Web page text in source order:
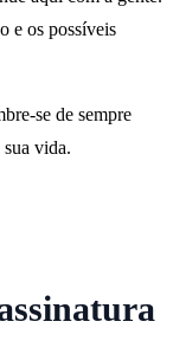
e os possíveis
se de sempre
vida.